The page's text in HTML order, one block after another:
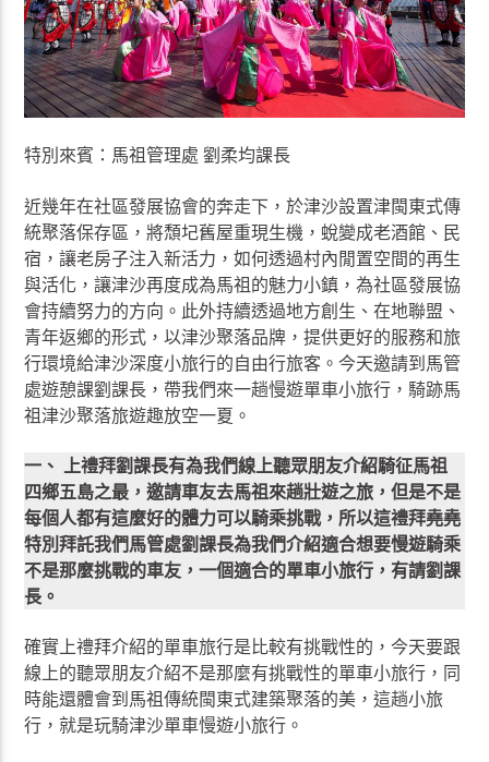
特別來賓：馬祖管理處 劉柔均課長
近幾年在社區發展協會的奔走下，於津沙設置津閩東式傳
統聚落保存區，將頹圮舊屋重現生機，蛻變成老酒館、民
宿，讓老房子注入新活力，如何透過村內閒置空間的再生
與活化，讓津沙再度成為馬祖的魅力小鎮，為社區發展協
會持續努力的方向。此外持續透過地方創生、在地聯盟、
青年返鄉的形式，以津沙聚落品牌，提供更好的服務和旅
行環境給津沙深度小旅行的自由行旅客。今天邀請到馬管
處遊憩課劉課長，帶我們來一趟慢遊單車小旅行，騎跡馬
祖津沙聚落旅遊趣放空一夏。
一、 上禮拜劉課長有為我們線上聽眾朋友介紹騎征馬祖
四鄉五島之最，邀請車友去馬祖來趟壯遊之旅，但是不是
每個人都有這麼好的體力可以騎乘挑戰，所以這禮拜堯堯
特別拜託我們馬管處劉課長為我們介紹適合想要慢遊騎乘
不是那麼挑戰的車友，一個適合的單車小旅行，有請劉課
長。
確實上禮拜介紹的單車旅行是比較有挑戰性的，今天要跟
線上的聽眾朋友介紹不是那麼有挑戰性的單車小旅行，同
時能還體會到馬祖傳統閩東式建築聚落的美，這趟小旅
行，就是玩騎津沙單車慢遊小旅行。